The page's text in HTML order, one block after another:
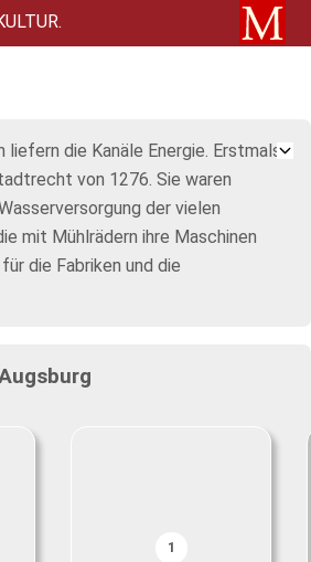
liefern die Kanäle Energie. Erstmals
von 1276. Sie waren
der vielen
mit Mühlrädern ihre Maschinen
die Fabriken und die
1